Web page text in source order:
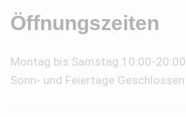
Öffnungszeiten
Montag bis Samstag 10:00-20:00
Sonn- und Feiertage Geschlossen